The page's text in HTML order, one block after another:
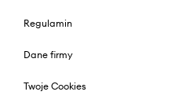
Regulamin
Dane firmy
Twoje Cookies